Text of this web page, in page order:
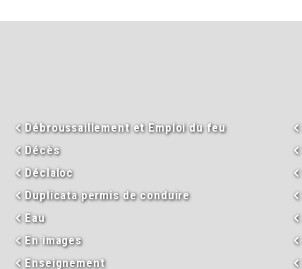
Débroussaillement et Emploi du feu
Décès
Déclaloc
Duplicata permis de conduire
Eau
En images
Enseignement